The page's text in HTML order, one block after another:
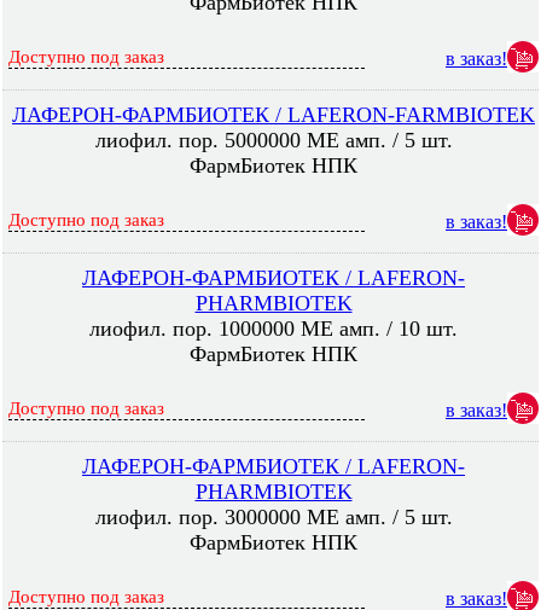
Доступно под заказ в заказ!
ЛАФЕРОН-ФАРМБИОТЕК / LAFERON-FARMBIOTEK
лиофил. пор. 5000000 МЕ амп. / 5 шт.
ФармБиотек НПК
Доступно под заказ в заказ!
ЛАФЕРОН-ФАРМБИОТЕК / LAFERON-
PHARMBIOTEK
лиофил. пор. 1000000 МЕ амп. / 10 шт.
ФармБиотек НПК
Доступно под заказ в заказ!
ЛАФЕРОН-ФАРМБИОТЕК / LAFERON-
PHARMBIOTEK
лиофил. пор. 3000000 МЕ амп. / 5 шт.
ФармБиотек НПК
Доступно под заказ в заказ!